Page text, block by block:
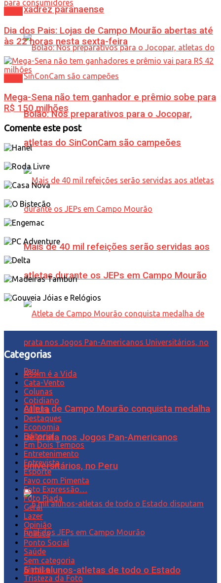
xadrez paranaense
Bolão: Nos preparativos para o Jocopar,
atletas do SinConCam são campeões
Mais de 40 mil refeições serão servidas aos
atletas durante os JEPs em Campo Mourão
Atleta de Campo Mourão conquista medalha
de prata nos Jogos Pan-Americanos
Universitários, no Peru
6 mil alunos-atletas de todo o Estado
Dia dos Pais: Lojas de Campo Mourão abertas até
às 22 horas nesta sexta-feira
Mega-Sena não tem ganhador e prêmio sobe para
R$ 150 milhões
Comente este post
Categorias
Assim é a Vida
Cata-Vento
Colunas
Cotidiano
Cultura
Destaques
Economia
Editorial
Em Dois Tempos
Entretenimento
Entrevista
Esporte
Favo com Pimenta
Foto Expressão…
Foto Piada
Geral
Lazer
Opinião
Política
Ponto Social
Saúde
Sem categoria
Síntese
Tristeza da Foto